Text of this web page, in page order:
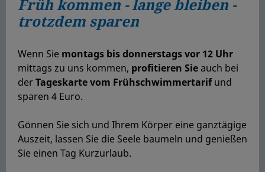
Früh kommen - lange bleiben -
trotzdem sparen
Wenn Sie montags bis donnerstags vor 12 Uhr
mittags zu uns kommen, profitieren Sieauch bei
derTageskarte vom Frühschwimmertarifund
sparen 4 Euro.
Gönnen Sie sich und Ihrem Körper eine ganztägige
Auszeit, lassen Sie die Seele baumeln und genießen
Sie einen Tag Kurzurlaub.